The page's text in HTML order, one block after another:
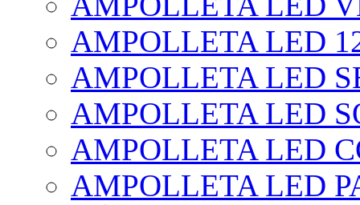
AMPOLLETA LED
AMPOLLETA LED
AMPOLLETA LED
AMPOLLETA LED
AMPOLLETA LED